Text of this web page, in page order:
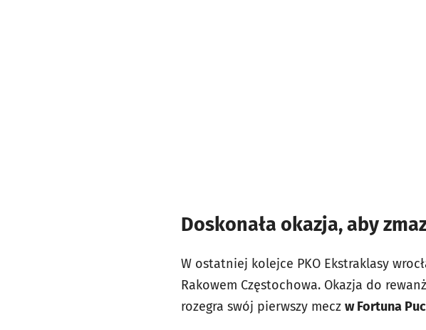
Doskonała okazja, aby
W ostatniej kolejce PKO Ekstraklasy
Rakowem Częstochowa. Okazja do
rozegra swój pierwszy mecz w Fortuna